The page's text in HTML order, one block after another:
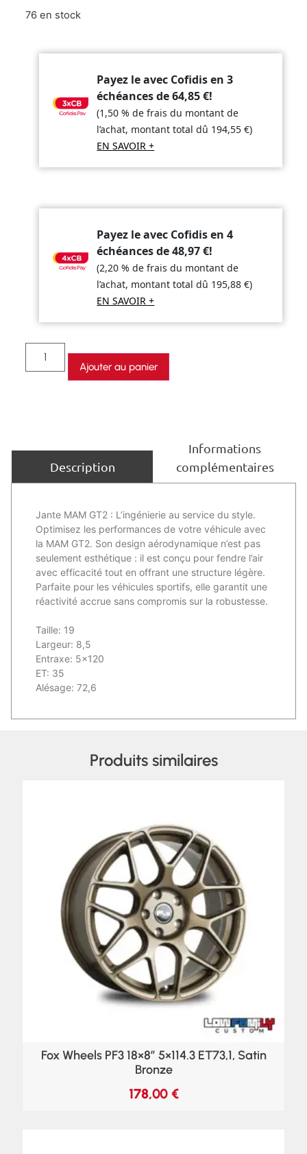
76 en stock
Payez le avec Cofidis en 3
échéances de64,85€!
(1,50 % de frais du montant de
l’achat, montant total dû 194,55€)
EN SAVOIR +
Payez le avec Cofidis en 4
échéances de48,97€!
(2,20 % de frais du montant de
l’achat, montant total dû 195,88€)
EN SAVOIR +
Ajouter au panier
Description
Informations
complémentaires
Jante MAM GT2 : L’ingénierie au service du style.
Optimisez les performances de votre véhicule avec
la MAM GT2. Son design aérodynamique n’est pas
seulement esthétique : il est conçu pour fendre l’air
avec efficacité tout en offrant une structure légère.
Parfaite pour les véhicules sportifs, elle garantit une
réactivité accrue sans compromis sur la robustesse.
Taille: 19
Largeur: 8,5
Entraxe: 5×120
ET: 35
Alésage: 72,6
Produits similaires
Fox Wheels PF3 18×8″ 5×114.3 ET73,1, Satin
Bronze
178,00 €